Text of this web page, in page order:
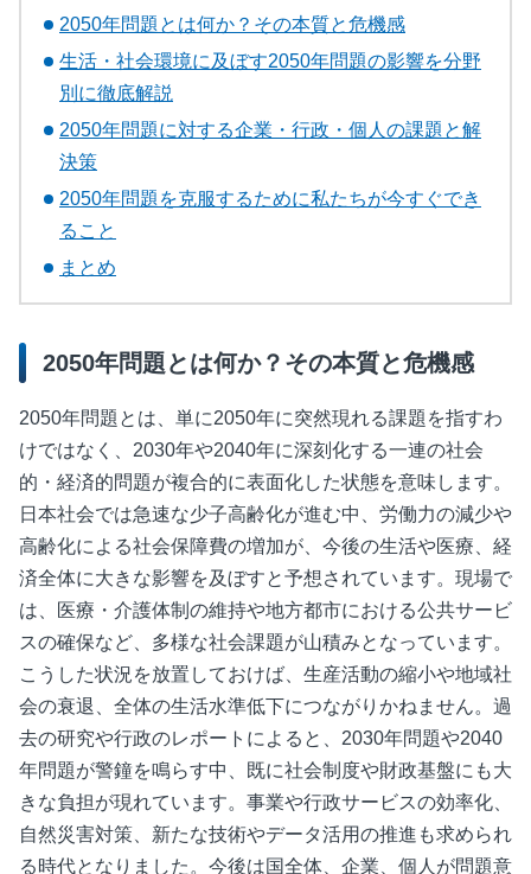
2050年問題とは何か？その本質と危機感
生活・社会環境に及ぼす2050年問題の影響を分野
別に徹底解説
2050年問題に対する企業・行政・個人の課題と解
決策
2050年問題を克服するために私たちが今すぐでき
ること
まとめ
2050年問題とは何か？その本質と危機感
2050年問題とは、単に2050年に突然現れる課題を指すわ
けではなく、2030年や2040年に深刻化する一連の社会
的・経済的問題が複合的に表面化した状態を意味します。
日本社会では急速な少子高齢化が進む中、労働力の減少や
高齢化による社会保障費の増加が、今後の生活や医療、経
済全体に大きな影響を及ぼすと予想されています。現場で
は、医療・介護体制の維持や地方都市における公共サービ
スの確保など、多様な社会課題が山積みとなっています。
こうした状況を放置しておけば、生産活動の縮小や地域社
会の衰退、全体の生活水準低下につながりかねません。過
去の研究や行政のレポートによると、2030年問題や2040
年問題が警鐘を鳴らす中、既に社会制度や財政基盤にも大
きな負担が現れています。事業や行政サービスの効率化、
自然災害対策、新たな技術やデータ活用の推進も求められ
る時代となりました。今後は国全体、企業、個人が問題意